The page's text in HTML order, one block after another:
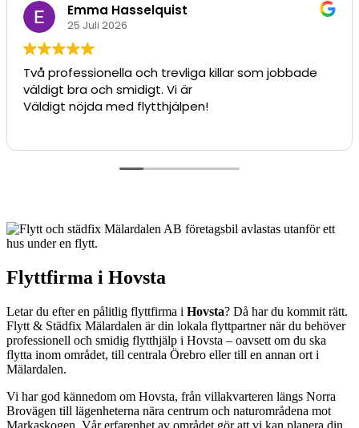
Emma Hasselquist
25 Juli 2026
Två professionella och trevliga killar som jobbade
väldigt bra och smidigt. Vi är
Väldigt nöjda med flytthjälpen!
Flyttfirma i Hovsta
Letar du efter en pålitlig flyttfirma i Hovsta? Då har du kommit rätt.
Flytt & Städfix Mälardalen är din lokala flyttpartner när du behöver
professionell och smidig flytthjälp i Hovsta – oavsett om du ska
flytta inom området, till centrala Örebro eller till en annan ort i
Mälardalen.
Vi har god kännedom om Hovsta, från villakvarteren längs Norra
Brovägen till lägenheterna nära centrum och naturområdena mot